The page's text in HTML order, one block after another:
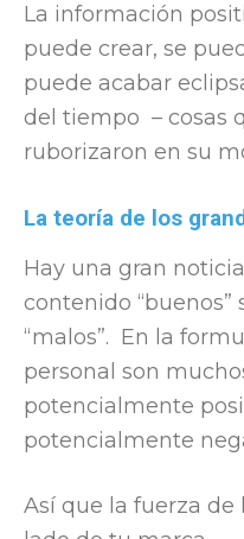
La información
puede crear, se
puede acabar
del tiempo – cosas
ruborizaron en su
La teoría de los
Hay una gran
contenido
“malos”. En la
personal son
potencialmente
potencialmente
Así que la fuerza de